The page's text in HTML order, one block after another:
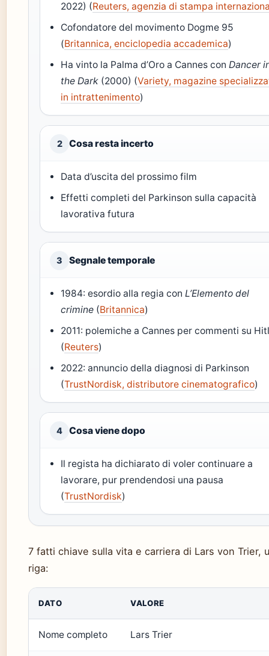
2022) (Reuters, agenzia di stampa
Cofondatore del movimento Dogme 95
(Britannica, enciclopedia accademica)
Ha vinto la Palma d’Oro a Cannes conDancer
the Dark (2000) (Variety, magazine
in intrattenimento)
2 Cosa resta incerto
Data d’uscita del prossimo film
Effetti completi del Parkinson sulla capacità
lavorativa futura
3 Segnale temporale
1984: esordio alla regia conL’Elemento del
crimine (Britannica)
2011: polemiche a Cannes per commenti su
(Reuters)
2022: annuncio della diagnosi di Parkinson
(TrustNordisk, distributore cinematografico)
4 Cosa viene dopo
Il regista ha dichiarato di voler continuare a
lavorare, pur prendendosi una pausa
(TrustNordisk)
7 fatti chiave sulla vita e carriera di Lars von Trier,
riga:
DATO VALORE
Nome completo Lars Trier